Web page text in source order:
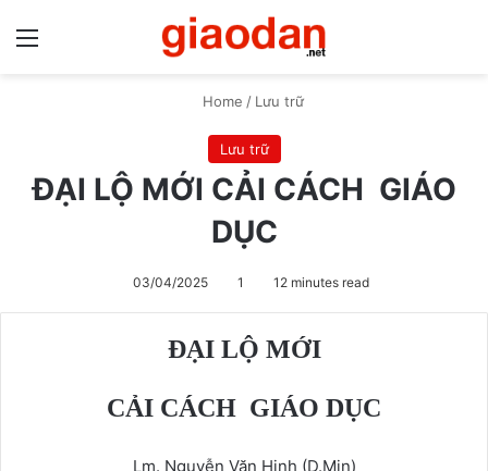
Home / Lưu trữ
Lưu trữ
ĐẠI LỘ MỚI CẢI CÁCH GIÁO
DỤC
03/04/2025 1 12 minutes read
ĐẠI LỘ MỚI
CẢI CÁCH GIÁO DỤC
Lm. Nguyễn Văn Hinh (D.Min)